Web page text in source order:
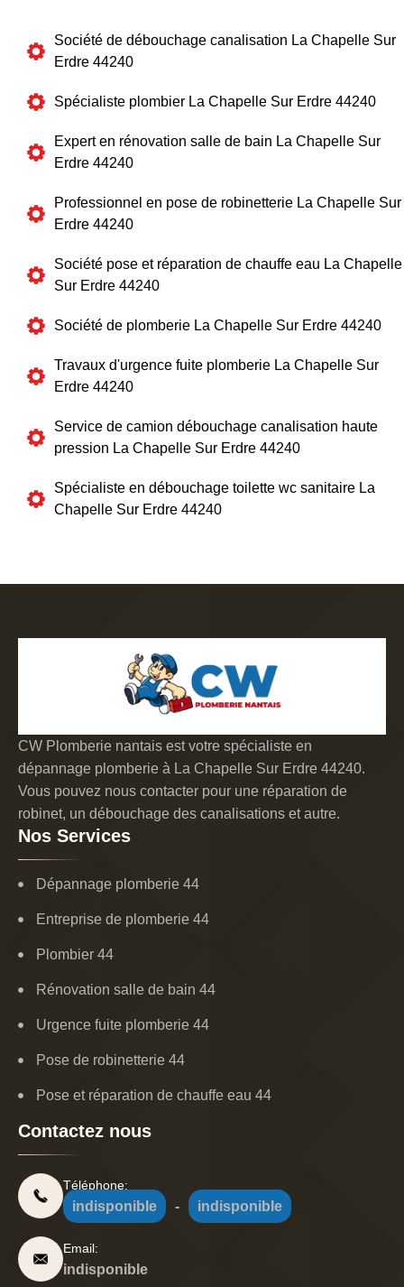
Société de débouchage canalisation La Chapelle Sur
Erdre 44240
Spécialiste plombier La Chapelle Sur Erdre 44240
Expert en rénovation salle de bain La Chapelle Sur
Erdre 44240
Professionnel en pose de robinetterie La Chapelle Sur
Erdre 44240
Société pose et réparation de chauffe eau La Chapelle
Sur Erdre 44240
Société de plomberie La Chapelle Sur Erdre 44240
Travaux d'urgence fuite plomberie La Chapelle Sur
Erdre 44240
Service de camion débouchage canalisation haute
pression La Chapelle Sur Erdre 44240
Spécialiste en débouchage toilette wc sanitaire La
Chapelle Sur Erdre 44240
CW Plomberie nantais est votre spécialiste en
dépannage plomberie à La Chapelle Sur Erdre 44240.
Vous pouvez nous contacter pour une réparation de
robinet, un débouchage des canalisations et autre.
Nos Services
Dépannage plomberie 44
Entreprise de plomberie 44
Plombier 44
Rénovation salle de bain 44
Urgence fuite plomberie 44
Pose de robinetterie 44
Pose et réparation de chauffe eau 44
Contactez nous
Téléphone:
indisponible - indisponible
Email:
indisponible